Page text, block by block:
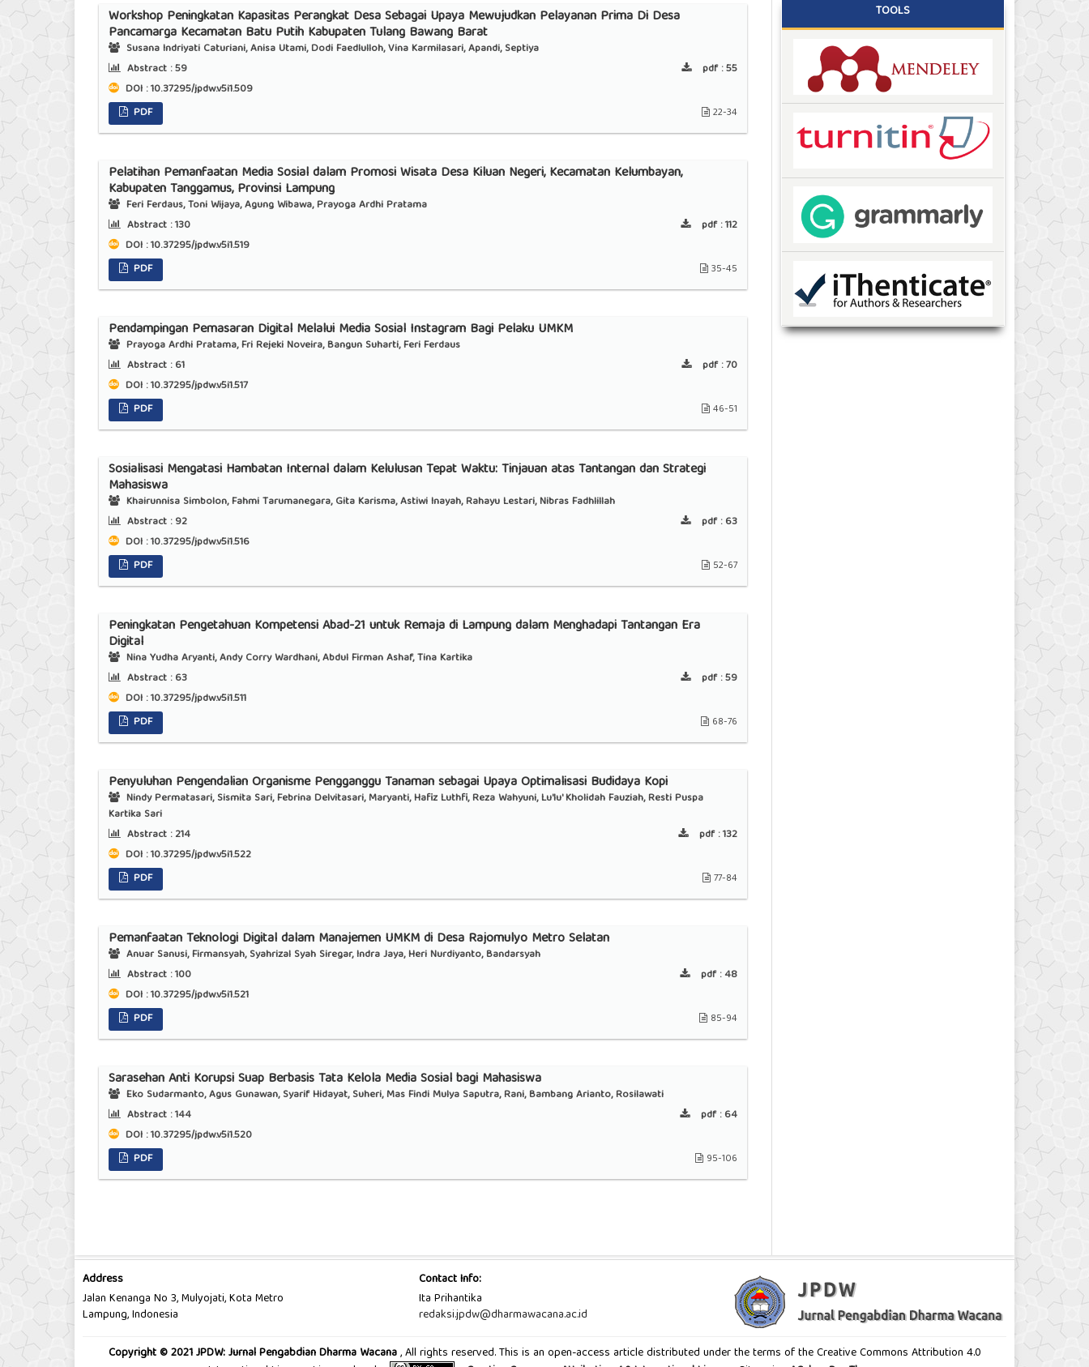
Workshop Peningkatan Kapasitas Perangkat Desa Sebagai Upaya Mewujudkan Pelayanan Prima Di Desa
Pancamarga Kecamatan Batu Putih Kabupaten Tulang Bawang Barat
Susana Indriyati Caturiani, Anisa Utami, Dodi Faedlulloh, Vina Karmilasari, Apandi, Septiya
Abstract :59 pdf :55
DOI : 10.37295/jpdw.v5i1.509
PDF
22-34
Pelatihan Pemanfaatan Media Sosial dalam Promosi Wisata Desa Kiluan Negeri, Kecamatan Kelumbayan,
Kabupaten Tanggamus, Provinsi Lampung
Feri Ferdaus, Toni Wijaya, Agung Wibawa, Prayoga Ardhi Pratama
Abstract :130 pdf :112
DOI : 10.37295/jpdw.v5i1.519
PDF
35-45
Pendampingan Pemasaran Digital Melalui Media Sosial Instagram Bagi Pelaku UMKM
Prayoga Ardhi Pratama, Fri Rejeki Noveira, Bangun Suharti, Feri Ferdaus
Abstract :61 pdf :70
DOI : 10.37295/jpdw.v5i1.517
PDF
46-51
Sosialisasi Mengatasi Hambatan Internal dalam Kelulusan Tepat Waktu: Tinjauan atas Tantangan dan Strategi
Mahasiswa
Khairunnisa Simbolon, Fahmi Tarumanegara, Gita Karisma, Astiwi Inayah, Rahayu Lestari, Nibras Fadhlillah
Abstract :92 pdf :63
DOI : 10.37295/jpdw.v5i1.516
PDF
52-67
Peningkatan Pengetahuan Kompetensi Abad-21 untuk Remaja di Lampung dalam Menghadapi Tantangan Era
Digital
Nina Yudha Aryanti, Andy Corry Wardhani, Abdul Firman Ashaf, Tina Kartika
Abstract :63 pdf :59
DOI : 10.37295/jpdw.v5i1.511
PDF
68-76
Penyuluhan Pengendalian Organisme Pengganggu Tanaman sebagai Upaya Optimalisasi Budidaya Kopi
Nindy Permatasari, Sismita Sari, Febrina Delvitasari, Maryanti, Hafiz Luthfi, Reza Wahyuni, Lu'lu' Kholidah Fauziah, Resti Puspa
Kartika Sari
Abstract :214 pdf :132
DOI : 10.37295/jpdw.v5i1.522
PDF
77-84
Pemanfaatan Teknologi Digital dalam Manajemen UMKM di Desa Rajomulyo Metro Selatan
Anuar Sanusi, Firmansyah, Syahrizal Syah Siregar, Indra Jaya, Heri Nurdiyanto, Bandarsyah
Abstract :100 pdf :48
DOI : 10.37295/jpdw.v5i1.521
PDF
85-94
Sarasehan Anti Korupsi Suap Berbasis Tata Kelola Media Sosial bagi Mahasiswa
Eko Sudarmanto, Agus Gunawan, Syarif Hidayat, Suheri, Mas Findi Mulya Saputra, Rani, Bambang Arianto, Rosilawati
Abstract :144 pdf :64
DOI : 10.37295/jpdw.v5i1.520
PDF
95-106
TOOLS
Address
Jalan Kenanga No 3, Mulyojati, Kota Metro
Lampung, Indonesia
Contact Info:
Ita Prihantika
redaksi.jpdw@dharmawacana.ac.id
Copyright © 2021 JPDW: Jurnal Pengabdian Dharma Wacana, All rights reserved. This is an open-access article distributed under the terms of the Creative Commons Attribution 4.0